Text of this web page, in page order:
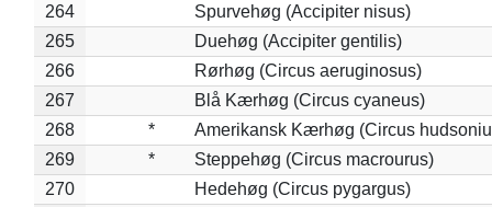
264
Spurvehøg (Accipiter nisus)
265
Duehøg (Accipiter gentilis)
266
Rørhøg (Circus aeruginosus)
267
Blå Kærhøg (Circus cyaneus)
268
*
Amerikansk Kærhøg (Circus
269
*
Steppehøg (Circus macrourus)
270
Hedehøg (Circus pygargus)